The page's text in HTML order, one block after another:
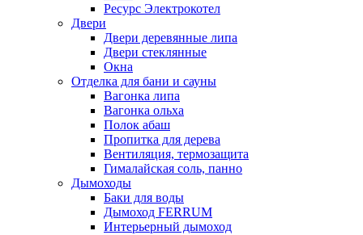
Ресурс Электрокотел
Двери
Двери деревянные липа
Двери стеклянные
Окна
Отделка для бани и сауны
Вагонка липа
Вагонка ольха
Полок абаш
Пропитка для дерева
Вентиляция, термозащита
Гималайская соль, панно
Дымоходы
Баки для воды
Дымоход FERRUM
Интерьерный дымоход